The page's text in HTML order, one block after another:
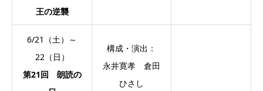
王の逆襲
6/21（土）～
22（日）
第21回 朗読の
構成・演出：
永井寛孝 倉田
ひさし